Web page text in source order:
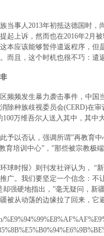
当事人2013年初抵达德国时
起上诉，然而也在2016年2月
本应该能够暂停遣返程序，
而且，这个时机也很不巧：遣
频频发生暴力袭击事件，中国
除种族歧视委员会(CERD)在
万维吾尔人送入其中，其中
予以否认，强调所谓”再教育
育培训中心”，”那些被宗教极
球时报》则刊发社评认为， “
广。我们要坚定一个信念：不
却强硬地指出，”毫无疑问，新
被从动荡的边缘拉了回来，它